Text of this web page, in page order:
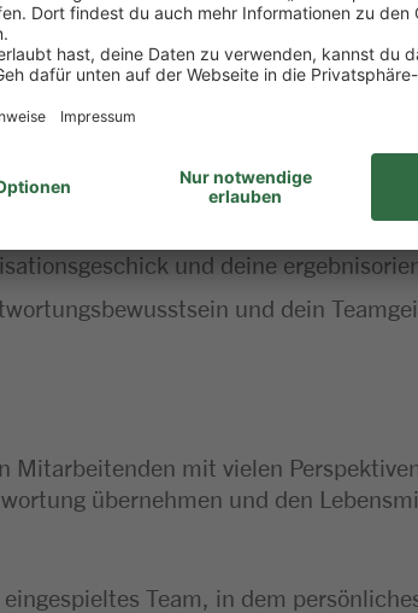
im
als Marktleitung oder als
und deine
und dein
Mitarbeitenden mit vielen
übernehmen und den
Team, in dem